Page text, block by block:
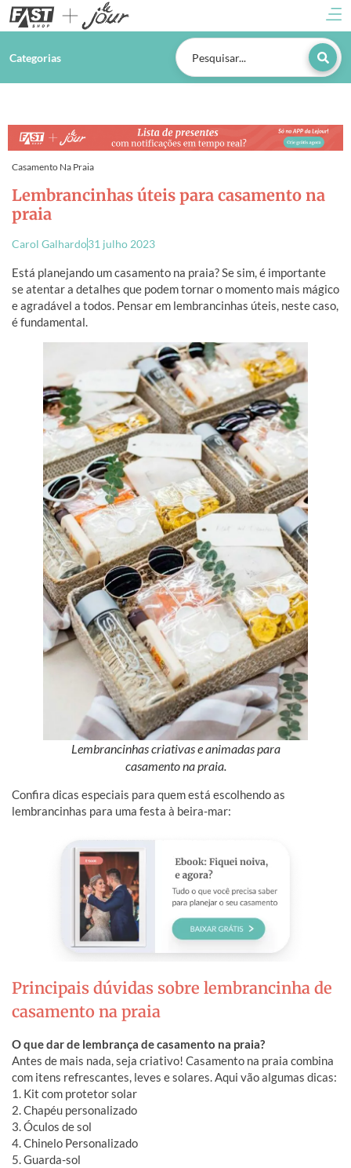
Categorias
Casamento Na Praia
Lembrancinhas úteis para casamento na
praia
Carol Galhardo31 julho 2023
Está planejando um casamento na praia? Se sim, é importante
se atentar a detalhes que podem tornar o momento mais mágico
e agradável a todos. Pensar em lembrancinhas úteis, neste caso,
é fundamental.
Lembrancinhas criativas e animadas para
casamento na praia.
Confira dicas especiais para quem está escolhendo as
lembrancinhas para uma festa à beira-mar:
Principais dúvidas sobre lembrancinha de
casamento na praia
O que dar de lembrança de casamento na praia?
Antes de mais nada, seja criativo! Casamento na praia combina
com itens refrescantes, leves e solares. Aqui vão algumas dicas:
1. Kit com protetor solar
2. Chapéu personalizado
3. Óculos de sol
4. Chinelo Personalizado
5. Guarda-sol